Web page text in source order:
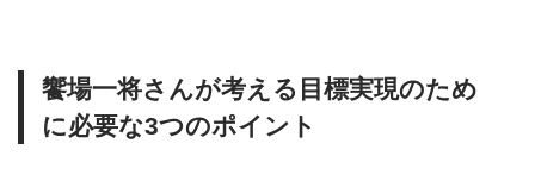
饗場一将さんが考える目標実現のため
に必要な3つのポイント